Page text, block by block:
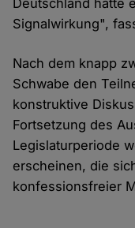
Deutschland hätte
Signalwirkung",
Nach dem knapp
Schwabe den
konstruktive
Fortsetzung des
Legislaturperiode
erscheinen, die
konfessionsfreier